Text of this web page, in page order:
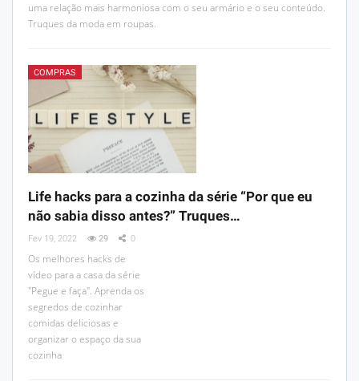
uma relação mais harmoniosa com o seu armário e o seu conteúdo.
Truques da moda em roupas.
COMPRAS
Life hacks para a cozinha da série “Por que eu
não sabia disso antes?” Truques…
Fev 19, 2022 29 0
Os melhores hacks de
vídeo para a casa da série
"Pegue e faça". Aprenda os
segredos de cozinhar
comidas deliciosas e
organizar o espaço da sua
cozinha